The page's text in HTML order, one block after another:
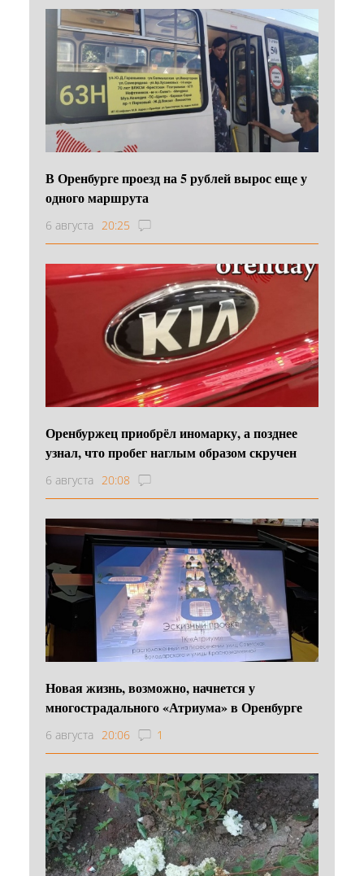
В Оренбурге проезд на 5 рублей вырос еще у
одного маршрута
6 августа 20:25
Оренбуржец приобрёл иномарку, а позднее
узнал, что пробег наглым образом скручен
6 августа 20:08
Новая жизнь, возможно, начнется у
многострадального «Атриума» в Оренбурге
6 августа 20:06 1